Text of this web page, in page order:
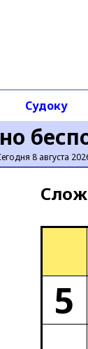
8 августа
Судоку
5